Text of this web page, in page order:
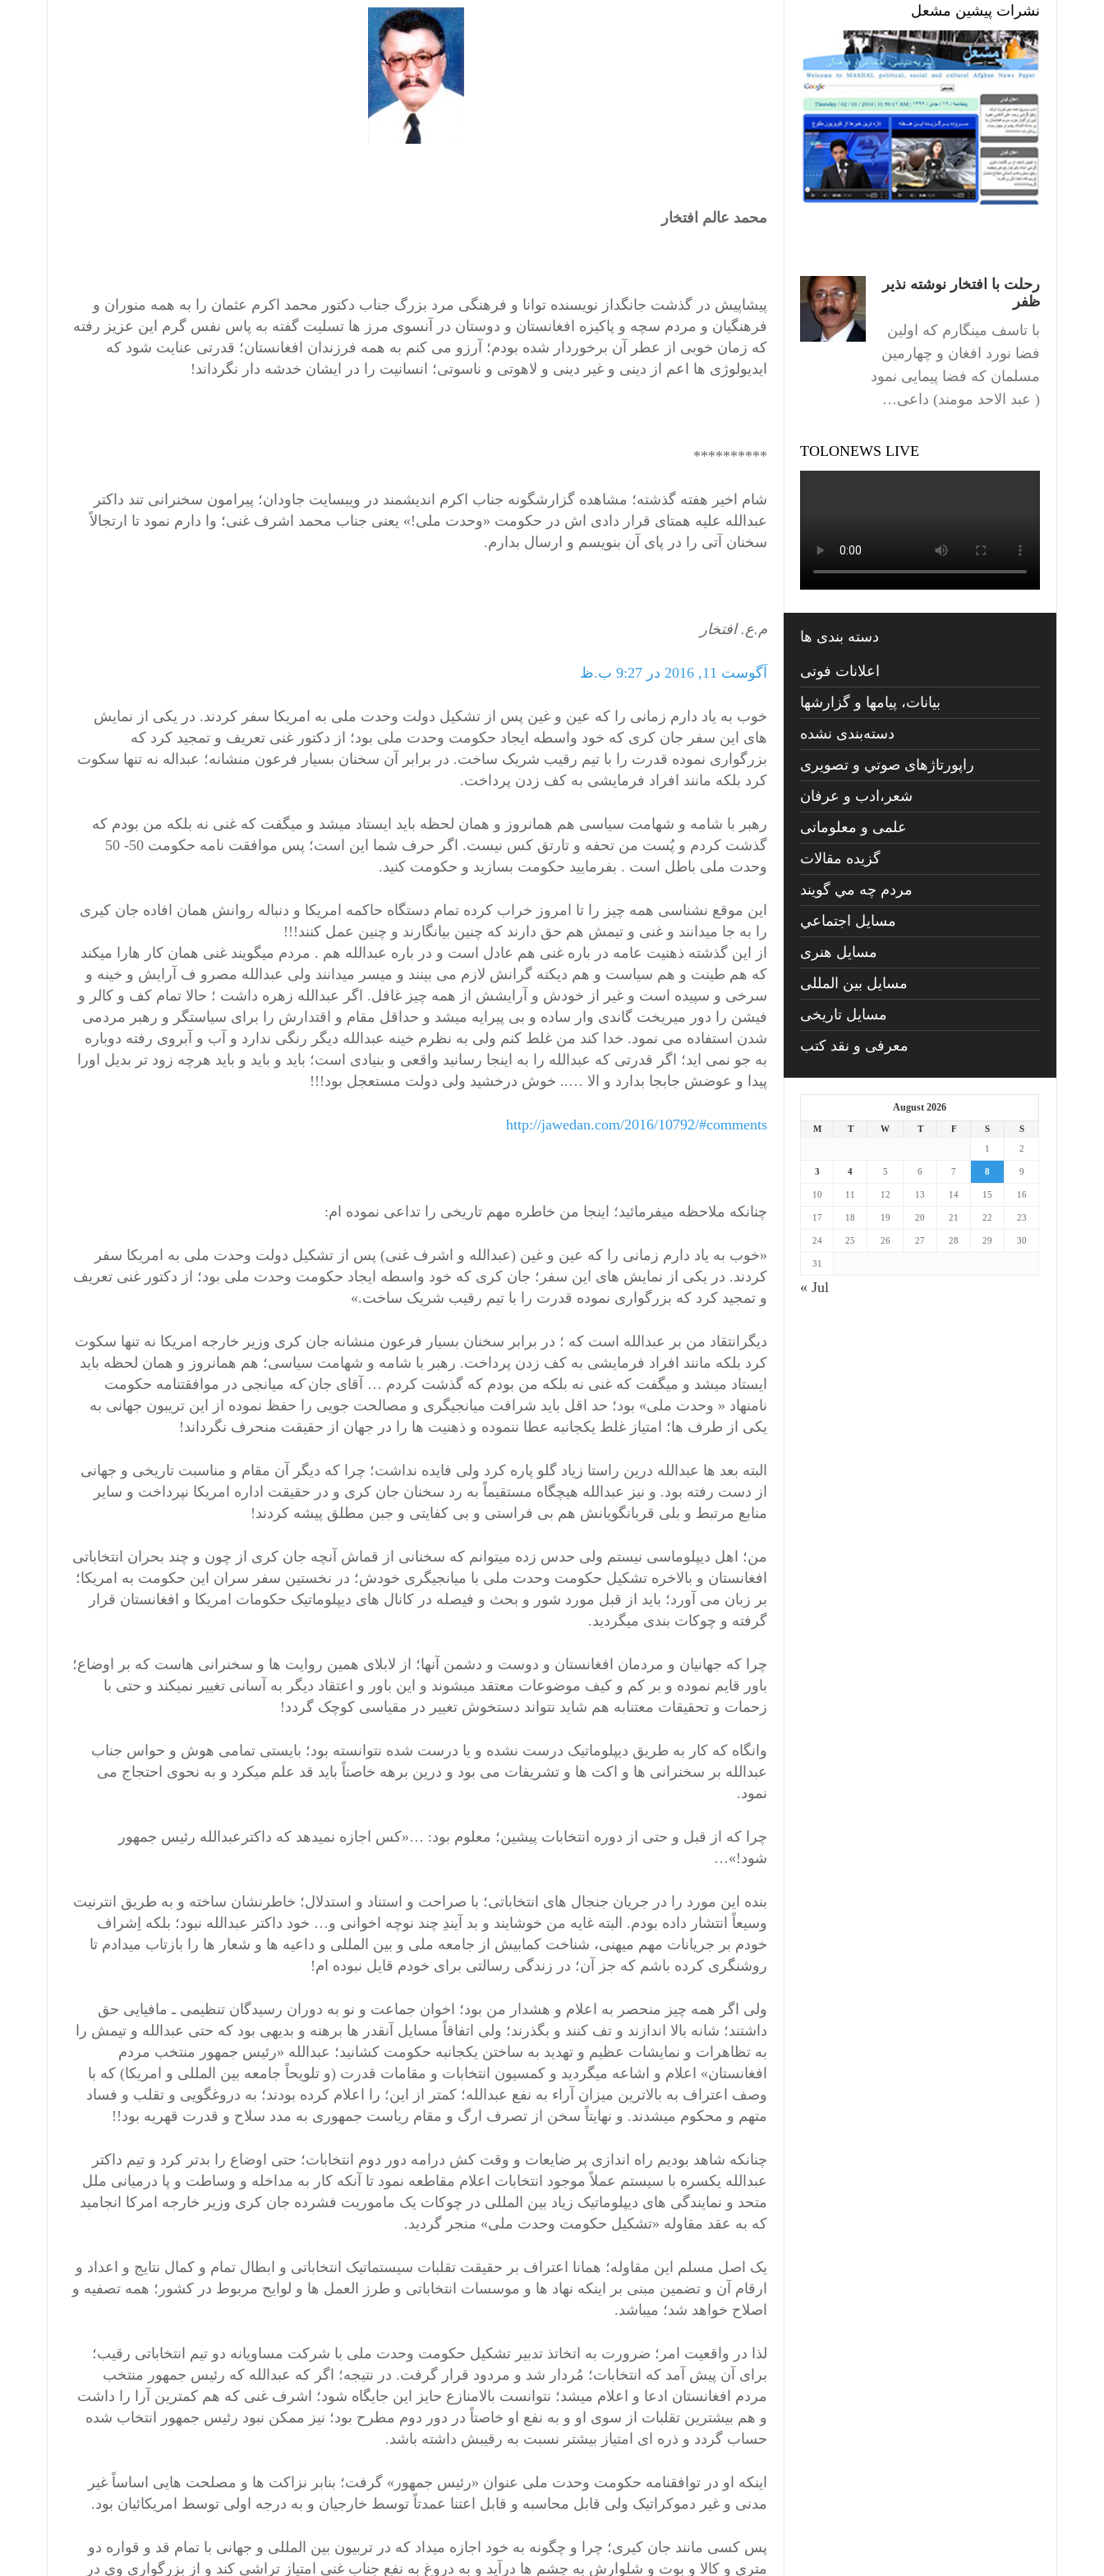
محمد عالم افتخار
پیشاپیش در گذشت جانگداز نویسنده توانا و فرهنگی مرد بزرگ جناب دکتور محمد اکرم عثمان را به همه منوران و
فرهنگیان و مردم سچه و پاکیزه افغانستان و دوستان در آنسوی مرز ها تسلیت گفته به پاس نفس گرم این عزیز رفته
که زمان خوبی از عطر آن برخوردار شده بودم؛ آرزو می کنم به همه فرزندان افغانستان؛ قدرتی عنایت شود که
ایدیولوژی ها اعم از دینی و غیر دینی و لاهوتی و ناسوتی؛ انسانیت را در ایشان خدشه دار نگرداند!
**********
شام اخیر هفته گذشته؛ مشاهده گزارشگونه جناب اکرم اندیشمند در ویبسایت جاودان؛ پیرامون سخنرانی تند داکتر
عبدالله علیه همتای قرار دادی اش در حکومت «وحدت ملی!» یعنی جناب محمد اشرف غنی؛ وا دارم نمود تا ارتجالاً
سخنان آتی را در پای آن بنویسم و ارسال بدارم.
م.ع. افتخار
آگوست 11, 2016 در 9:27 ب.ظ
خوب به یاد دارم زمانی را که عین و غین پس از تشکیل دولت وحدت ملی به امریکا سفر کردند. در یکی از نمایش
های این سفر جان کری که خود واسطه ایجاد حکومت وحدت ملی بود؛ از دکتور غنی تعریف و تمجید کرد که
بزرگواری نموده قدرت را با تیم رقیب شریک ساخت. در برابر آن سخنان بسیار فرعون منشانه؛ عبداله نه تنها سکوت
کرد بلکه مانند افراد فرمایشی به کف زدن پرداخت.
رهبر با شامه و شهامت سیاسی هم همانروز و همان لحظه باید ایستاد میشد و میگفت که غنی نه بلکه من بودم که
گذشت کردم و پُست من تحفه و تارتق کس نیست. اگر حرف شما این است؛ پس موافقت نامه حکومت 50- 50
وحدت ملی باطل است . بفرمایید حکومت بسازید و حکومت کنید.
این موقع نشناسی همه چیز را تا امروز خراب کرده تمام دستگاه حاکمه امریکا و دنباله روانش همان افاده جان کیری
را به جا میدانند و غنی و تیمش هم حق دارند که چنین بیانگارند و چنین عمل کنند!!!
از این گذشته ذهنیت عامه در باره غنی هم عادل است و در باره عبدالله هم . مردم میگویند غنی همان کار هارا میکند
که هم طینت و هم سیاست و هم دیکته گرانش لازم می بینند و میسر میدانند ولی عبدالله مصرو ف آرایش و خینه و
سرخی و سپیده است و غیر از خودش و آرایشش از همه چیز غافل. اگر عبدالله زهره داشت ؛ حالا تمام کف و کالر و
فیشن را دور میریخت گاندی وار ساده و بی پیرایه میشد و حداقل مقام و اقتدارش را برای سیاستگر و رهبر مردمی
شدن استفاده می نمود. خدا کند من غلط کنم ولی به نظرم خینه عبدالله دیگر رنگی ندارد و آب و آبروی رفته دوباره
به جو نمی اید؛ اگر قدرتی که عبدالله را به اینجا رسانید واقعی و بنیادی است؛ باید و باید و باید هرچه زود تر بدیل اورا
پیدا و عوضش جابجا بدارد و الا ….. خوش درخشید ولی دولت مستعجل بود!!!
http://jawedan.com/2016/10792/#comments
چنانکه ملاحظه میفرمائید؛ اینجا من خاطره مهم تاریخی را تداعی نموده ام:
«خوب به یاد دارم زمانی را که عین و غین (عبدالله و اشرف غنی) پس از تشکیل دولت وحدت ملی به امریکا سفر
کردند. در یکی از نمایش های این سفر؛ جان کری که خود واسطه ایجاد حکومت وحدت ملی بود؛ از دکتور غنی تعریف
و تمجید کرد که بزرگواری نموده قدرت را با تیم رقیب شریک ساخت.»
دیگرانتقاد من بر عبدالله است که ؛ در برابر سخنان بسیار فرعون منشانه جان کری وزیر خارجه امریکا نه تنها سکوت
کرد بلکه مانند افراد فرمایشی به کف زدن پرداخت. رهبر با شامه و شهامت سیاسی؛ هم همانروز و همان لحظه باید
ایستاد میشد و میگفت که غنی نه بلکه من بودم که گذشت کردم … آقای جانکه میانجی در موافقتنامه حکومت
نامنهاد « وحدت ملی» بود؛ حد اقل باید شرافت میانجیگری و مصالحت جویی را حفظ نموده از این تریبون جهانی به
یکی از طرف ها؛ امتیاز غلط یکجانبه عطا ننموده و ذهنیت ها را در جهان از حقیقت منحرف نگرداند!
البته بعد ها عبدالله درین راستا زیاد گلو پاره کرد ولی فایده نداشت؛ چرا که دیگر آن مقام و مناسبت تاریخی و جهانی
از دست رفته بود. و نیز عبدالله هیچگاه مستقیماً به رد سخنان جان کری و در حقیقت اداره امریکا نپرداخت و سایر
منابع مرتبط و بلی قربانگویانش هم بی فراستی و بی کفایتی و جبن مطلق پیشه کردند!
من؛ اهل دیپلوماسی نیستم ولی حدس زده میتوانم که سخنانی از قماش آنچه جان کری از چون و چند بحران انتخاباتی
افغانستان و بالاخره تشکیل حکومت وحدت ملی با میانجیگری خودش؛ در نخستین سفر سران این حکومت به امریکا؛
بر زبان می آورد؛ باید از قبل مورد شور و بحث و فیصله در کانال های دیپلوماتیک حکومات امریکا و افغانستان قرار
گرفته و چوکات بندی میگردید.
چرا که جهانیان و مردمان افغانستان و دوست و دشمن آنها؛ از لابلای همین روایت ها و سخنرانی هاست که بر اوضاع؛
باور قایم نموده و بر کم و کیف موضوعات معتقد میشوند و این باور و اعتقاد دیگر به آسانی تغییر نمیکند و حتی با
زحمات و تحقیقات معتنابه هم شاید نتواند دستخوش تغییر در مقیاسی کوچک گردد!
وانگاه که کار به طریق دیپلوماتیک درست نشده و یا درست شده نتوانسته بود؛ بایستی تمامی هوش و حواس جناب
عبدالله بر سخنرانی ها و اکت ها و تشریفات می بود و درین برهه خاصتاً باید قد علم میکرد و به نحوی احتجاج می
نمود.
چرا که از قبل و حتی از دوره انتخابات پیشین؛ معلوم بود: …«کس اجازه نمیدهد که داکترعبدالله رئیس جمهور
شود!»…
بنده این مورد را در جریان جنجال های انتخاباتی؛ با صراحت و استناد و استدلال؛ خاطرنشان ساخته و به طریق انترنیت
وسیعاً انتشار داده بودم. البته غایه من خوشایند و بد آیندِ چند نوچه اخوانی و… خود داکتر عبدالله نبود؛ بلکه اِشراف
خودم بر جریانات مهم میهنی، شناخت کمابیش از جامعه ملی و بین المللی و داعیه ها و شعار ها را بازتاب میدادم تا
روشنگری کرده باشم که جز آن؛ در زندگی رسالتی برای خودم قایل نبوده ام!
ولی اگر همه چیز منحصر به اعلام و هشدار من بود؛ اخوان جماعت و نو به دوران رسیدگان تنظیمی ـ مافیایی حق
داشتند؛ شانه بالا اندازند و تف کنند و بگذرند؛ ولی اتفاقاً مسایل آنقدر ها برهنه و بدیهی بود که حتی عبدالله و تیمش را
به تظاهرات و نمایشات عظیم و تهدید به ساختن یکجانبه حکومت کشانید؛ عبدالله «رئیس جمهور منتخب مردم
افغانستان» اعلام و اشاعه میگردید و کمسیون انتخابات و مقامات قدرت (و تلویحاً جامعه بین المللی و امریکا) که با
وصف اعتراف به بالاترین میزان آراء به نفع عبدالله؛ کمتر از این؛ را اعلام کرده بودند؛ به دروغگویی و تقلب و فساد
متهم و محکوم میشدند. و نهایتاً سخن از تصرف ارگ و مقام ریاست جمهوری به مدد سلاح و قدرت قهریه بود!!
چنانکه شاهد بودیم راه اندازی پر ضایعات و وقت کش درامه دور دوم انتخابات؛ حتی اوضاع را بدتر کرد و تیم داکتر
عبدالله یکسره با سیستم عملاً موجود انتخابات اعلام مقاطعه نمود تا آنکه کار به مداخله و وساطت و پا درمیانی ملل
متحد و نمایندگی های دیپلوماتیک زیاد بین المللی در چوکات یک ماموریت فشرده جان کری وزیر خارجه امرکا انجامید
که به عقد مقاوله «تشکیل حکومت وحدت ملی» منجر گردید.
یک اصل مسلم این مقاوله؛ همانا اعتراف بر حقیقت تقلبات سیستماتیک انتخاباتی و ابطال تمام و کمال نتایج و اعداد و
ارقام آن و تضمین مبنی بر اینکه نهاد ها و موسسات انتخاباتی و طرز العمل ها و لوایح مربوط در کشور؛ همه تصفیه و
اصلاح خواهد شد؛ میباشد.
لذا در واقعیت امر؛ ضرورت به اتخاتذ تدبیر تشکیل حکومت وحدت ملی با شرکت مساویانه دو تیم انتخاباتی رقیب؛
برای آن پیش آمد که انتخابات؛ مُردار شد و مردود قرار گرفت. در نتیجه؛ اگر که عبدالله که رئیس جمهور منتخب
مردم افغانستان ادعا و اعلام میشد؛ نتوانست بالامنازع حایز این جایگاه شود؛ اشرف غنی که هم کمترین آرا را داشت
و هم بیشترین تقلبات از سوی او و به نفع او خاصتاً در دور دوم مطرح بود؛ نیز ممکن نبود رئیس جمهور انتخاب شده
حساب گردد و ذره ای امتیاز بیشتر نسبت به رقیبش داشته باشد.
اینکه او در توافقنامه حکومت وحدت ملی عنوان «رئیس جمهور» گرفت؛ بنابر نزاکت ها و مصلحت هایی اساساً غیر
مدنی و غیر دموکراتیک ولی قابل محاسبه و قابل اعتنا عمدتاً توسط خارجیان و به درجه اولی توسط امریکائیان بود.
پس کسی مانند جان کیری؛ چرا و چگونه به خود اجازه میداد که در تربیون بین المللی و جهانی با تمام قد و قواره دو
متری و کالا و بوت و شلوارش به چشم ها درآید و به دروغ به نفع جناب غنی امتیاز تراشی کند و از بزرگواری وی در
نشرات پیشین مشعل
رحلت با افتخار نوشته نذیر
ظفر
با تاسف مینگارم که اولین
فضا نورد افغان و چهارمین
مسلمان که فضا پیمایی نمود
( عبد الاحد مومند) داعی…
TOLONEWS LIVE
دسته بندی ها
اعلانات فوتی
بیانات، پیامها و گزارشها
دسته‌بندی نشده
راپورتاژهای صوتي و تصويری
شعر،ادب و عرفان
علمی و معلوماتی
گزیده مقالات
مردم چه مي گويند
مسايل اجتماعي
مسايل هنری
مسایل بین المللی
مسایل تاریخی
معرفی و نقد کتب
August 2026
M T W T F S
S
1
2
3 4 5 6 7 8 9
10 11 12 13 14 15 16
17 18 19 20 21 22 23
24 25 26 27 28 29 30
31
« Jul